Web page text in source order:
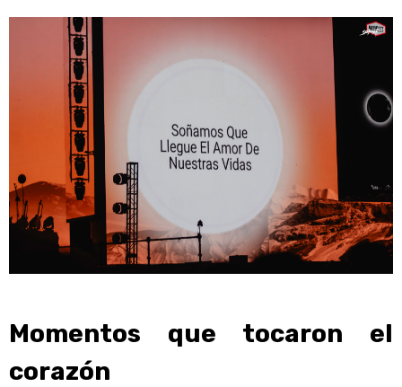
Momentos que tocaron el
corazón